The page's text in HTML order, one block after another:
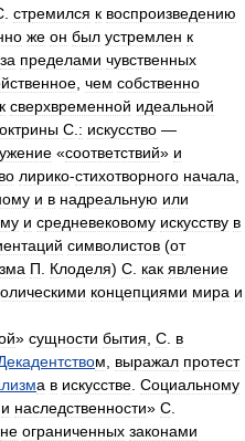
стремился к воспроизведению
же он был устремлен к
за пределами чувственных
чем собственно
к сверхвременной идеальной
С : искусство —
«соответствий» и
лирико-стихотворного начала
и в надреальную или
и средневековому искусству в
символистов (от
П Клоделя) С как явление
концепциями мира и
» сущности бытия С в
м выражал протест
а в искусстве Социальному
и наследственности» С
не ограниченных законами